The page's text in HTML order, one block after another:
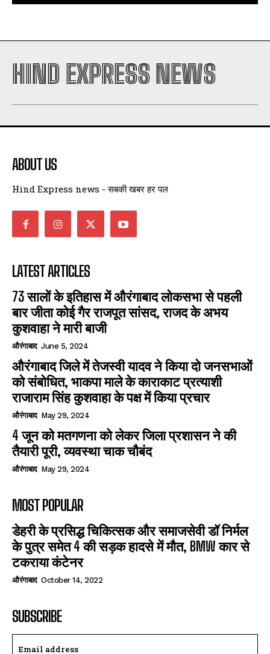
HIND EXPRESS NEWS
ABOUT US
Hind Express news - सबकी खबर हर पल
LATEST ARTICLES
73 सालों के इतिहास में औरंगाबाद लोकसभा से पहली
बार जीता कोई गैर राजपूत सांसद, राजद के अभय
कुशवाहा ने मारी बाजी
औरंगाबाद June 5, 2024
औरंगाबाद जिले में तेजस्वी यादव ने किया दो जनसभाओं
को संबोधित, भाकपा माले के काराकाट प्रत्याशी
राजाराम सिंह कुशवाहा के पक्ष में किया प्रचार
औरंगाबाद May 29, 2024
4 जून को मतगणना को लेकर जिला प्रशासन ने की
तैयारी पूरी, व्यवस्था चाक चौबंद
औरंगाबाद May 29, 2024
MOST POPULAR
डेहरी के प्रसिद्ध चिकित्सक और समाजसेवी डॉ निर्मल
के पुत्र समेत 4 की सड़क हादसे में मौत, BMW कार से
टकराया कंटेनर
औरंगाबाद October 14, 2022
SUBSCRIBE